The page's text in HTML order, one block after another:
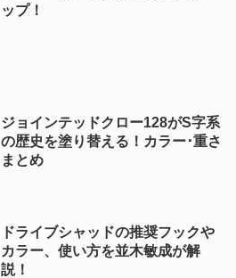
ップ！
ジョインテッドクロー128がS字系
の歴史を塗り替える！カラー･重さ
まとめ
ドライブシャッドの推奨フックや
カラー、使い方を並木敏成が解
説！